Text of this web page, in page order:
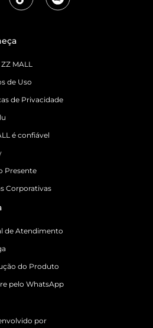
MALL
de Uso
de Privacidade
é confiável
Presente
Corporativas
de Atendimento
do Produto
pelo WhatsApp
por